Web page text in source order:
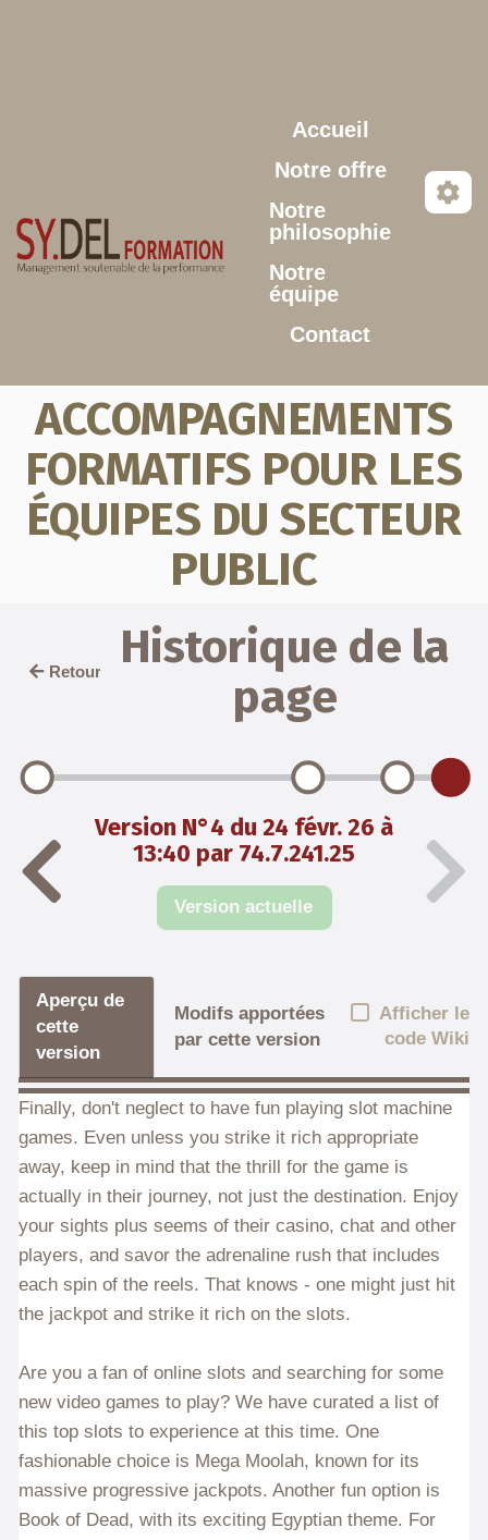
Accueil
Notre offre
Notre
philosophie
Notre
équipe
Contact
ACCOMPAGNEMENTS
FORMATIFS POUR LES
ÉQUIPES DU SECTEUR
PUBLIC
Retour
Historique de la
page
Version N°4 du 24 févr. 26 à
13:40 par 74.7.241.25
Version actuelle
Aperçu de
cette
version
Modifs apportées
par cette version
Afficher le
code Wiki